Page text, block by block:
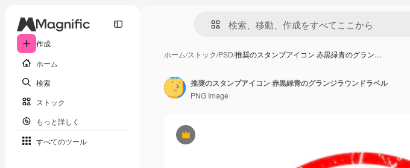
作成
ホーム
検索
ストック
もっと詳しく
すべてのツール
ホーム/ストック/PSD/推奨のスタンプアイコン 赤黒緑青のグラン…
Premium
推奨のスタンプアイコン 赤黒緑青のグランジラウンドラベル
PNG Image